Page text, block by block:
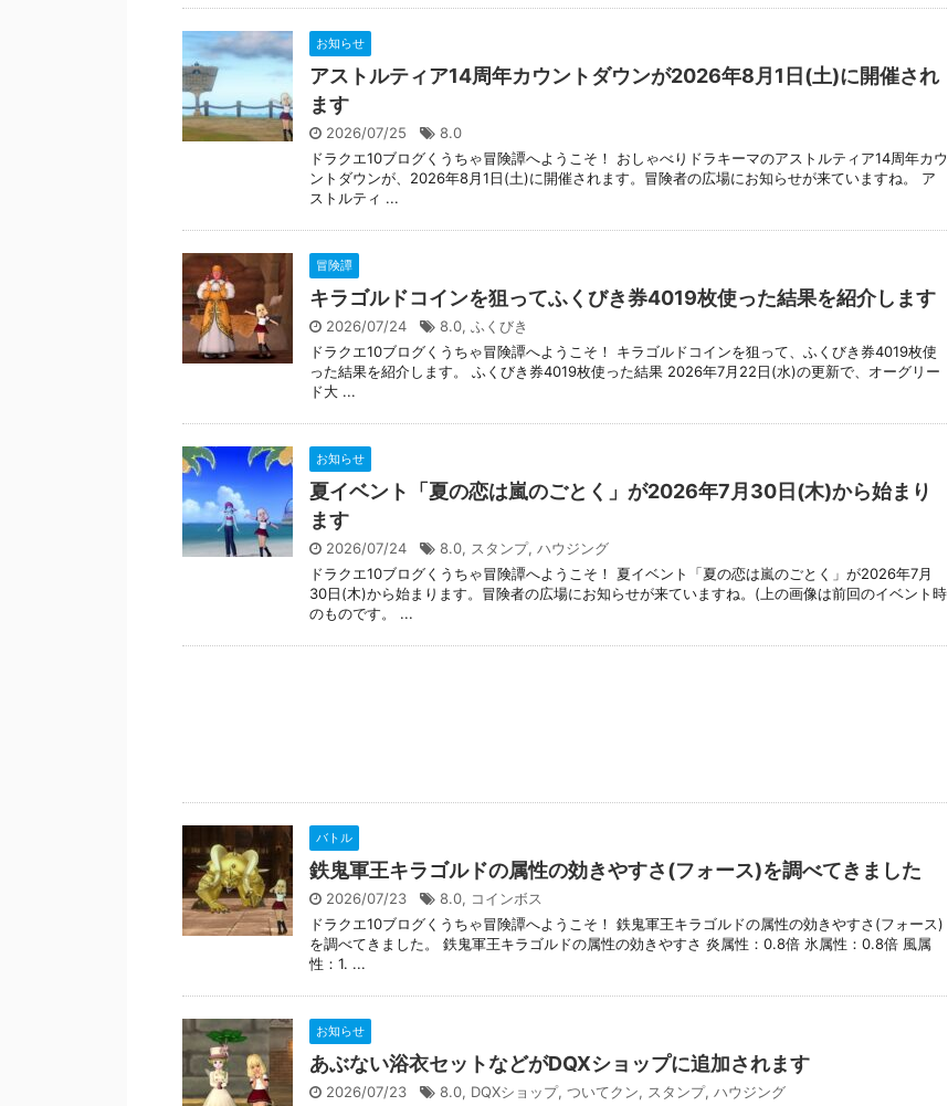
お知らせ
アストルティア14周年カウントダウンが2026年8月1日(土)に開催され
ます
2026/07/25
8.0
ドラクエ10ブログくうちゃ冒険譚へようこそ！ おしゃべりドラキーマのアストルティア14周年カウ
ントダウンが、2026年8月1日(土)に開催されます。冒険者の広場にお知らせが来ていますね。 ア
ストルティ ...
冒険譚
キラゴルドコインを狙ってふくびき券4019枚使った結果を紹介します
2026/07/24 8.0, ふくびき
ドラクエ10ブログくうちゃ冒険譚へようこそ！ キラゴルドコインを狙って、ふくびき券4019枚使
った結果を紹介します。 ふくびき券4019枚使った結果 2026年7月22日(水)の更新で、オーグリー
ド大 ...
お知らせ
夏イベント「夏の恋は嵐のごとく」が2026年7月30日(木)から始まり
ます
2026/07/24 8.0, スタンプ, ハウジング
ドラクエ10ブログくうちゃ冒険譚へようこそ！ 夏イベント「夏の恋は嵐のごとく」が2026年7月
30日(木)から始まります。冒険者の広場にお知らせが来ていますね。(上の画像は前回のイベント時
のものです。 ...
バトル
鉄鬼軍王キラゴルドの属性の効きやすさ(フォース)を調べてきました
2026/07/23 8.0, コインボス
ドラクエ10ブログくうちゃ冒険譚へようこそ！ 鉄鬼軍王キラゴルドの属性の効きやすさ(フォース)
を調べてきました。 鉄鬼軍王キラゴルドの属性の効きやすさ 炎属性：0.8倍 氷属性：0.8倍 風属
性：1. ...
お知らせ
あぶない浴衣セットなどがDQXショップに追加されます
2026/07/23 8.0, DQXショップ, ついてクン, スタンプ, ハウジング